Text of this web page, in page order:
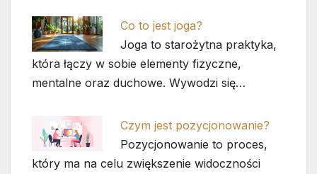
Co to jest joga?
Joga to starożytna praktyka,
która łączy w sobie elementy fizyczne,
mentalne oraz duchowe. Wywodzi się…
Czym jest pozycjonowanie?
Pozycjonowanie to proces,
który ma na celu zwiększenie widoczności